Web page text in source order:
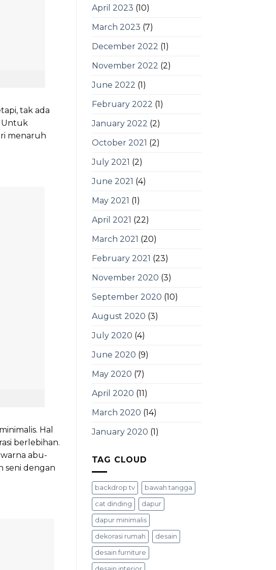
tak ada
Untuk
menaruh
Hal
berlebihan.
abu-
seni dengan
April 2023 (10)
March 2023 (7)
December 2022 (1)
November 2022 (2)
June 2022 (1)
February 2022 (1)
January 2022 (2)
October 2021 (2)
July 2021 (2)
June 2021 (4)
May 2021 (1)
April 2021 (22)
March 2021 (20)
February 2021 (23)
November 2020 (3)
September 2020 (10)
August 2020 (3)
July 2020 (4)
June 2020 (9)
May 2020 (7)
April 2020 (11)
March 2020 (14)
January 2020 (1)
TAG CLOUD
backdrop tv bawah tangga
cat dinding dapur
dapur minimalis
dekorasi rumah desain
desain furniture